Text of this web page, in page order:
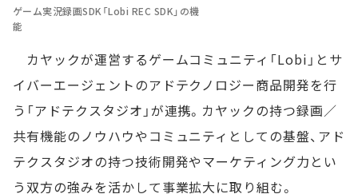
ゲーム実況録画SDK「Lobi REC SDK」の機
能
カヤックが運営するゲームコミュニティ「Lobi」とサ
イバーエージェントのアドテクノロジー商品開発を行
う「アドテクスタジオ」が連携。カヤックの持つ録画／
共有機能のノウハウやコミュニティとしての基盤、アド
テクスタジオの持つ技術開発やマーケティング力とい
う双方の強みを活かして事業拡大に取り組む。